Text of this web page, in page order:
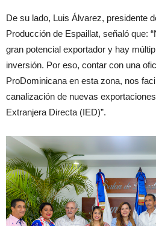
De su lado, Luis Álvarez, presidente
Producción de Espaillat, señaló que:
gran potencial exportador y hay
inversión. Por eso, contar con una
ProDominicana en esta zona, nos
canalización de nuevas
Extranjera Directa (IED)”.